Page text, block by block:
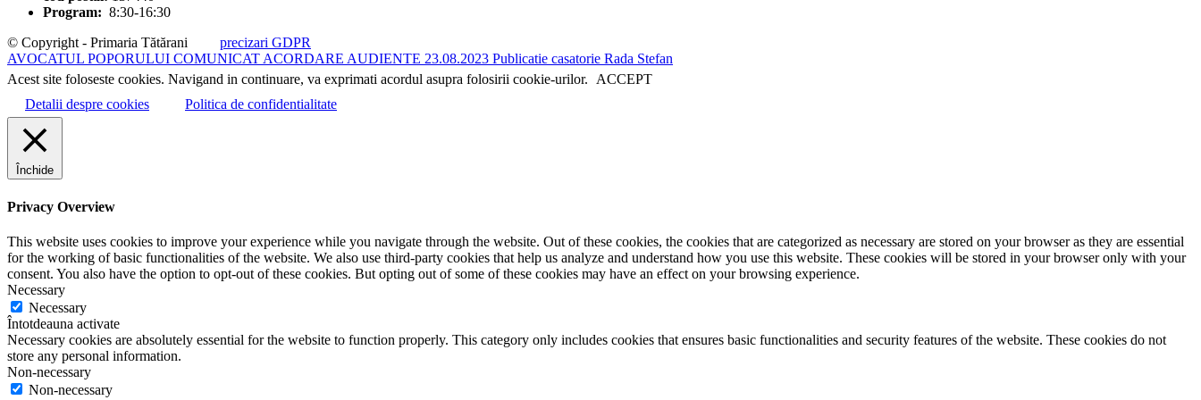
Program: 8:30-16:30
© Copyright - Primaria Tătărani precizari GDPR
AVOCATUL POPORULUI COMUNICAT ACORDARE AUDIENTE 23.08.2023 Publicatie casatorie Rada Stefan
Acest site foloseste cookies. Navigand in continuare, va exprimati acordul asupra folosirii cookie-urilor. ACCEPT
Detalii despre cookies
Politica de confidentialitate
Închide
Privacy Overview
This website uses cookies to improve your experience while you navigate through the website. Out of these cookies, the cookies that are categorized as necessary are stored on your browser as they are essential
for the working of basic functionalities of the website. We also use third-party cookies that help us analyze and understand how you use this website. These cookies will be stored in your browser only with your
consent. You also have the option to opt-out of these cookies. But opting out of some of these cookies may have an effect on your browsing experience.
Necessary
Necessary
Întotdeauna activate
Necessary cookies are absolutely essential for the website to function properly. This category only includes cookies that ensures basic functionalities and security features of the website. These cookies do not
store any personal information.
Non-necessary
Non-necessary